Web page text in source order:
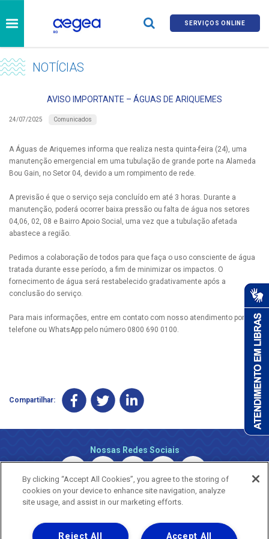
SERVIÇOS ONLINE
NOTÍCIAS
AVISO IMPORTANTE – ÁGUAS DE ARIQUEMES
24/07/2025 Comunicados
A Águas de Ariquemes informa que realiza nesta quinta-feira (24), uma
manutenção emergencial em uma tubulação de grande porte na Alameda
Bou Gain, no Setor 04, devido a um rompimento de rede.
A previsão é que o serviço seja concluído em até 3 horas. Durante a
manutenção, poderá ocorrer baixa pressão ou falta de água nos setores
04,06, 02, 08 e Bairro Apoio Social, uma vez que a tubulação afetada
abastece a região.
Pedimos a colaboração de todos para que faça o uso consciente de água
tratada durante esse período, a fim de minimizar os impactos. O
fornecimento de água será restabelecido gradativamente após a
conclusão do serviço.
Para mais informações, entre em contato com nosso atendimento por
telefone ou WhatsApp pelo número 0800 690 0100.
Compartilhar:
Nossas Redes Sociais
By clicking “Accept All Cookies”, you agree to the storing of
cookies on your device to enhance site navigation, analyze
site usage, and assist in our marketing efforts.
Accept All
Reject All